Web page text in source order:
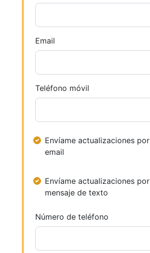
Email
Teléfono móvil
Envíame actualizaciones por
email
Envíame actualizaciones por
mensaje de texto
Número de teléfono